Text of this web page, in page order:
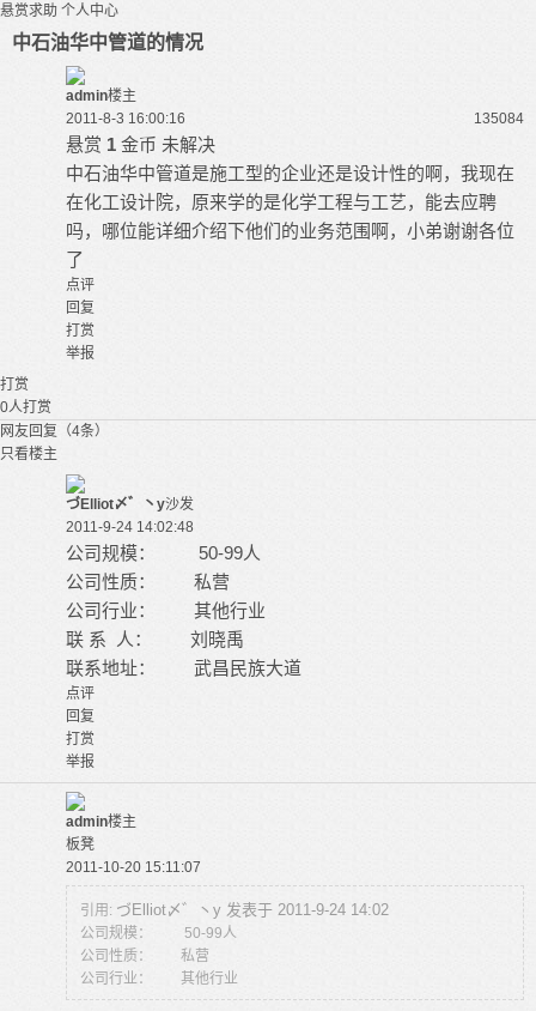
悬赏求助 个人中心
中石油华中管道的情况
admin楼主
2011-8-3 16:00:16
135084
悬赏 1 金币 未解决
中石油华中管道是施工型的企业还是设计性的啊，我现在
在化工设计院，原来学的是化学工程与工艺，能去应聘
吗，哪位能详细介绍下他们的业务范围啊，小弟谢谢各位
了
点评
回复
打赏
举报
打赏
0人打赏
网友回复（4条）
只看楼主
づElliot〆゛丶y沙发
2011-9-24 14:02:48
公司规模： 50-99人
公司性质： 私营
公司行业： 其他行业
联 系 人： 刘晓禹
联系地址： 武昌民族大道
点评
回复
打赏
举报
admin楼主
板凳
2011-10-20 15:11:07
引用: づElliot〆゛丶y 发表于 2011-9-24 14:02
公司规模： 50-99人
公司性质： 私营
公司行业： 其他行业